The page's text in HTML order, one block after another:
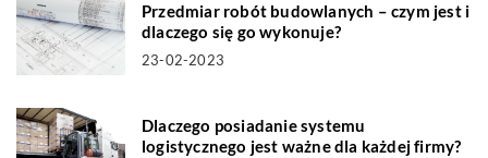
Przedmiar robót budowlanych – czym jest i
dlaczego się go wykonuje?
23-02-2023
Dlaczego posiadanie systemu
logistycznego jest ważne dla każdej firmy?